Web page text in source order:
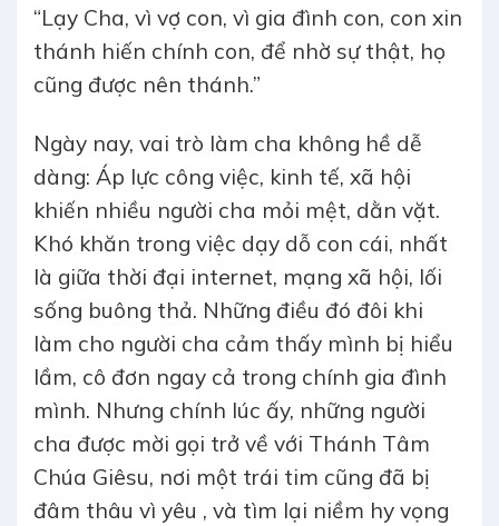
“Lạy Cha, vì vợ con, vì gia đình con, con xin
thánh hiến chính con, để nhờ sự thật, họ
cũng được nên thánh.”
Ngày nay, vai trò làm cha không hề dễ
dàng: Áp lực công việc, kinh tế, xã hội
khiến nhiều người cha mỏi mệt, dằn vặt.
Khó khăn trong việc dạy dỗ con cái, nhất
là giữa thời đại internet, mạng xã hội, lối
sống buông thả. Những điều đó đôi khi
làm cho người cha cảm thấy mình bị hiểu
lầm, cô đơn ngay cả trong chính gia đình
mình. Nhưng chính lúc ấy, những người
cha được mời gọi trở về với Thánh Tâm
Chúa Giêsu, nơi một trái tim cũng đã bị
đâm thâu vì yêu , và tìm lại niềm hy vọng